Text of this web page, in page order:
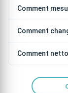
Comment
Comment
Comment